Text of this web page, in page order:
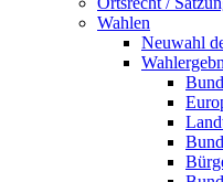
Wahlen
Neuwahl